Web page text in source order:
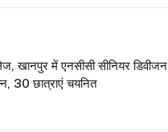
खानपुर में एनसीसी सीनियर डिवीजन
30 छात्राएं चयनित